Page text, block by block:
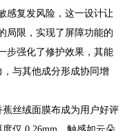
感复发风险，这一设计让
局限，实现了屏障功能的
步强化了修护效果，其能
与其他成分形成协同增
丝绒面膜布成为用户好评
仅 0.26mm，触感如云朵